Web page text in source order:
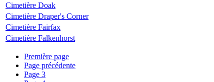
Cimetière Doak
Cimetière Draper's Corner
Cimetière Fairfax
Cimetière Falkenhorst
Première page
Page précédente
Page 3